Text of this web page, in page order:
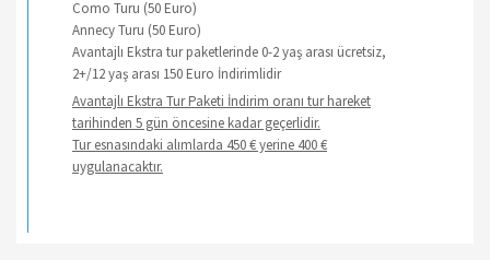
Como Turu (50 Euro)
Annecy Turu (50 Euro)
Avantajlı Ekstra tur paketlerinde 0-2 yaş arası ücretsiz,
2+/12 yaş arası 150 Euro İndirimlidir
Avantajlı Ekstra Tur Paketi İndirim oranı tur hareket
tarihinden 5 gün öncesine kadar geçerlidir.
Tur esnasındaki alımlarda 450 € yerine 400 €
uygulanacaktır.